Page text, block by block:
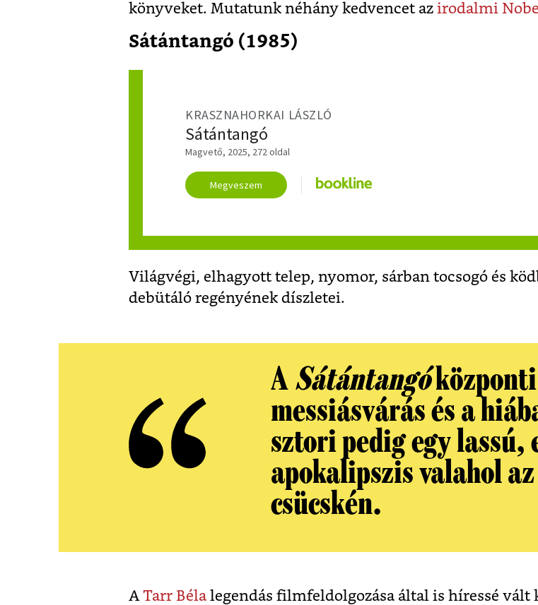
könyveket. Mutatunk néhány kedvencet az irodalmi
Sátántangó (1985)
KRASZNAHORKAI LÁSZLÓ
Sátántangó
Magvető, 2025, 272 oldal
Megveszem
Világvégi, elhagyott telep, nyomor, sárban tocsogó és
debütáló regényének díszletei.
A Sátántangó
messiásvárás és a
sztori pedig egy lassú,
apokalipszis valahol
csücskén.
ATarr Bélalegendás filmfeldolgozása által is híressé vált